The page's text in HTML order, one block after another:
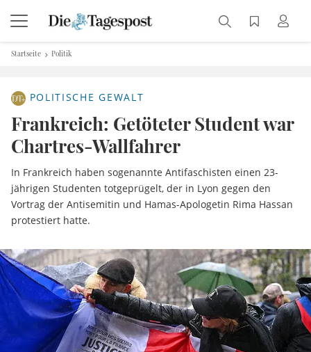
Startseite Politik
POLITISCHE GEWALT
Frankreich: Getöteter Student war
Chartres-Wallfahrer
In Frankreich haben sogenannte Antifaschisten einen 23-
jährigen Studenten totgeprügelt, der in Lyon gegen den
Vortrag der Antisemitin und Hamas-Apologetin Rima Hassan
protestiert hatte.